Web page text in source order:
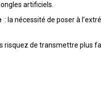
artificiels.
: la nécessité de poser à
risquez de transmettre plus